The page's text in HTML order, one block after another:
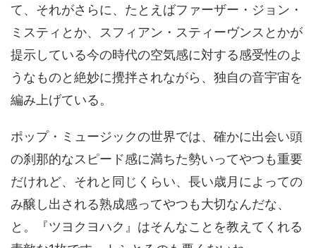
て、それがさらに、たとえばファーザー・ジョン・
ミスティとか、スフィアン・スティーヴンスとかが
提示している今の時代の空気感に対する感受性のよ
うなものと絶妙に攪拌されながら、独自の音宇宙を
編み上げている。
ポップ・ミュージックの世界では、確かに出会い頭
の刹那的なスピード感に満ちた勢いってやつも重要
だけれど、それと同じくらい、長い歳月によっての
み醸し出される熟成感ってやつも大切なんだな、
と。『ツヨクヨハク』はそんなことを教えてくれる